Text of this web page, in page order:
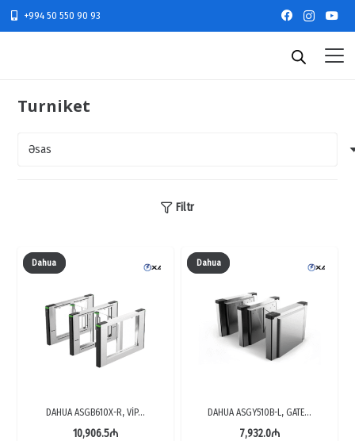
+994 50 550 90 93
Turniket
Filtr
Dahua
DAHUA ASGB610X-R, VİP…
10,906.5₼
Dahua
DAHUA ASGY510B-L, GATE…
7,932.0₼